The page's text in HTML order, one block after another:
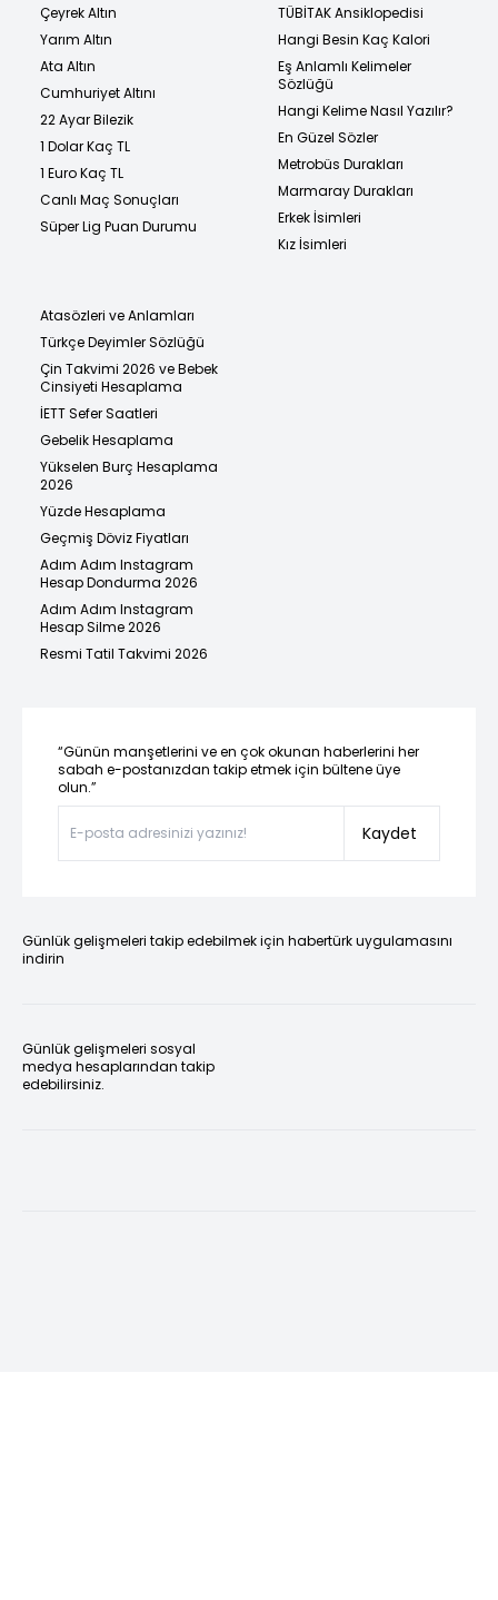
Çeyrek Altın
Yarım Altın
Ata Altın
Cumhuriyet Altını
22 Ayar Bilezik
1 Dolar Kaç TL
1 Euro Kaç TL
Canlı Maç Sonuçları
Süper Lig Puan Durumu
TÜBİTAK Ansiklopedisi
Hangi Besin Kaç Kalori
Eş Anlamlı Kelimeler
Sözlüğü
Hangi Kelime Nasıl Yazılır?
En Güzel Sözler
Metrobüs Durakları
Marmaray Durakları
Erkek İsimleri
Kız İsimleri
Atasözleri ve Anlamları
Türkçe Deyimler Sözlüğü
Çin Takvimi 2026 ve Bebek
Cinsiyeti Hesaplama
İETT Sefer Saatleri
Gebelik Hesaplama
Yükselen Burç Hesaplama
2026
Yüzde Hesaplama
Geçmiş Döviz Fiyatları
Adım Adım Instagram
Hesap Dondurma 2026
Adım Adım Instagram
Hesap Silme 2026
Resmi Tatil Takvimi 2026
“Günün manşetlerini ve en çok okunan haberlerini her
sabah e-postanızdan takip etmek için bültene üye
olun.”
Kaydet
Günlük gelişmeleri takip edebilmek için habertürk uygulamasını
indirin
Günlük gelişmeleri sosyal
medya hesaplarından takip
edebilirsiniz.